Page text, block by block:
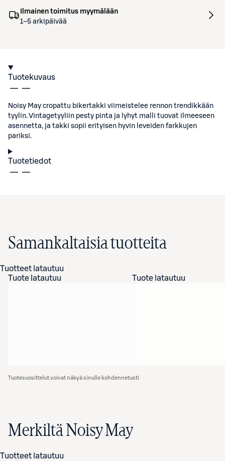
Ilmainen toimitus myymälään
1–5 arkipäivää
Tuotekuvaus
Noisy May cropattu bikertakki viimeistelee rennon trendikkään
tyylin. Vintagetyyliin pesty pinta ja lyhyt malli tuovat ilmeeseen
asennetta, ja takki sopii erityisen hyvin leveiden farkkujen
pariksi.
Tuotetiedot
Samankaltaisia tuotteita
Tuotteet latautuu
Tuote latautuu
Tuote latautuu
Tuotesuosittelut voivat näkyä sinulle kohdennetusti
Merkiltä Noisy May
Tuotteet latautuu